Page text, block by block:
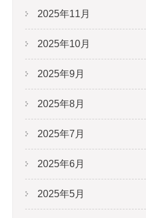
2025年11月
2025年10月
2025年9月
2025年8月
2025年7月
2025年6月
2025年5月